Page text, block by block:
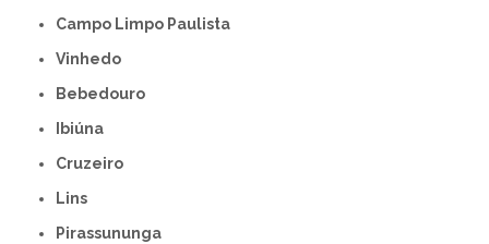
Campo Limpo Paulista
Vinhedo
Bebedouro
Ibiúna
Cruzeiro
Lins
Pirassununga